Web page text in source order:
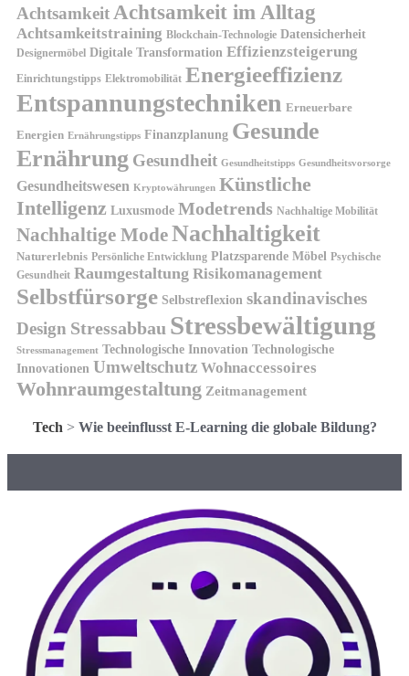
AchtsamkeitAchtsamkeit im Alltag
Achtsamkeitstraining Blockchain-Technologie Datensicherheit
Designermöbel Digitale Transformation Effizienzsteigerung
Einrichtungstipps Elektromobilität Energieeffizienz
Entspannungstechniken Erneuerbare
Energien Ernährungstipps Finanzplanung Gesunde
Ernährung Gesundheit Gesundheitstipps Gesundheitsvorsorge
Gesundheitswesen Kryptowährungen Künstliche
Intelligenz Luxusmode Modetrends Nachhaltige Mobilität
Nachhaltige ModeNachhaltigkeit
Naturerlebnis Persönliche Entwicklung Platzsparende Möbel Psychische
Gesundheit Raumgestaltung Risikomanagement
Selbstfürsorge Selbstreflexion skandinavisches
Design Stressabbau Stressbewältigung
Stressmanagement Technologische Innovation Technologische
Innovationen Umweltschutz Wohnaccessoires
Wohnraumgestaltung Zeitmanagement
Tech > Wie beeinflusst E-Learning die globale Bildung?